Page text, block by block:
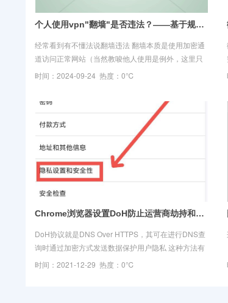
个人使用vpn"翻墙"是否违法？——基于规范性法律文件、案例以及相关计算机技术的分析与讨论
经常看到有不懂法说翻墙违法 翻墙本质是使用加密通
道访问正常网站（当然教唆他人使用是例外，这里只
针对自己使用） 特意找了了2个微信文章 感兴趣的可
时间：2024-09-24 热度：0℃
Chrome浏览器设置DoH防止运营商劫持和拦截广告教程
DoH协议就是DNS Over HTTPS，其可在进行DNS查
询时通过加密方式发送数据保护用户隐私 这种方法有
助于避免访问的网站被运营商或中间人窃取，当然也
时间：2021-12-29 热度：0℃